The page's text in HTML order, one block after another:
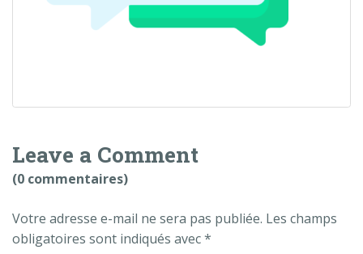
Leave a Comment
(0 commentaires)
Votre adresse e-mail ne sera pas publiée. Les champs
obligatoires sont indiqués avec*